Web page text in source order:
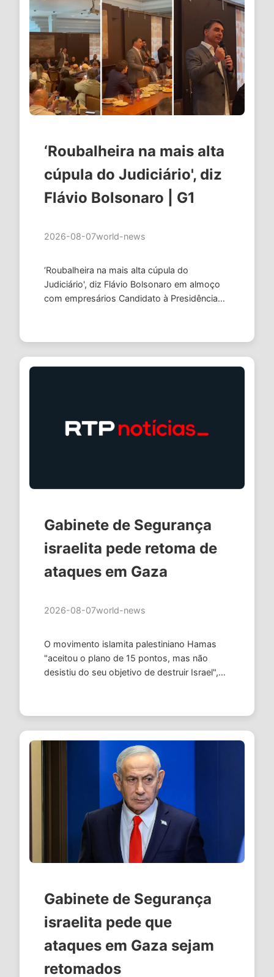
‘Roubalheira na mais alta
cúpula do Judiciário', diz
Flávio Bolsonaro | G1
2026-08-07world-news
‘Roubalheira na mais alta cúpula do
Judiciário', diz Flávio Bolsonaro em almoço
com empresários Candidato à Presidência
Gabinete de Segurança
israelita pede retoma de
ataques em Gaza
2026-08-07world-news
O movimento islamita palestiniano Hamas
"aceitou o plano de 15 pontos, mas não
desistiu do seu objetivo de destruir Israel",
Gabinete de Segurança
israelita pede que
ataques em Gaza sejam
retomados